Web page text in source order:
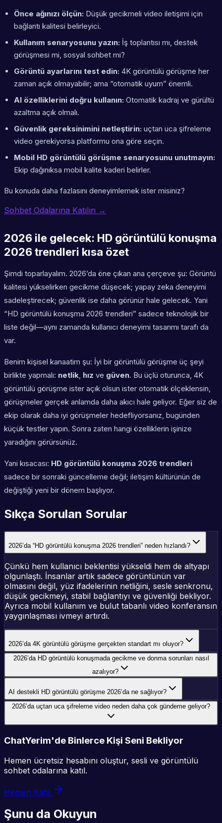
Önce ağınızı ölçün: Düşük gecikmeli video iletişimi için
bağlantı kalitesi belirleyici.
Kullanım senaryosunu yazın: İş toplantısı mı, destek
görüşmesi mi, sosyal sohbet mi?
Görüntü ayarlarını test edin: 4K görüntülü görüşme her
zaman açık olmayabilir; ama “otomatik uyum” önemli.
AI özelliklerini doğru kullanın: Otomatik kadraj ve gürültü
azaltma açık olmalı.
Güvenlik gereksinimini netleştirin: uçtan uca şifreleme
video gerekiyorsa platformu ona göre seçin.
Mobil HD görüntülü görüşme senaryosunu unutmayın:
Ekip dağınıksa mobil kalite kaderi belirler.
Bu konuda daha fazlasını deneyimlemek ister misiniz?
Sohbet Odalarına Katılın →
2026 ile gelecek: HD görüntülü konuşma
2026 trendleri kısa özet
Şimdi toparlayalım. 2026’da öne çıkan ana çerçeve şu: Görüntü
kalitesi yükselirken gecikme düşecek; yapay zeka deneyimi
sadeleştirecek; güvenlik ise daha görünür hale gelecek. Yani
“HD görüntülü konuşma 2026 trendleri” sadece teknolojik bir
liste değil—aynı zamanda kullanıcı deneyimi tasarımı tarafı da
var.
Benim kişisel kanaatim şu: İyi bir görüntülü görüşme üç şeyi
birlikte yapmalı: netlik, hız ve güven. Bu üçlü oturunca, 4K
görüntülü görüşme ister açık olsun ister otomatik ölçeklensin,
görüşmeler gerçek anlamda daha akıcı hale geliyor. Eğer siz de
ekip olarak daha iyi görüşmeler hedefliyorsanız, bugünden
küçük testler yapın. Sonra zaten hangi özelliklerin işinize
yaradığını görürsünüz.
Yani kısacası: HD görüntülü konuşma 2026 trendleri
sadece bir sonraki güncelleme değil; iletişim kültürünün de
değiştiği yeni bir dönem başlıyor.
Sıkça Sorulan Sorular
2026’da “HD görüntülü konuşma 2026 trendleri” neden hızlandı?
Çünkü hem kullanıcı beklentisi yükseldi hem de altyapı
olgunlaştı. İnsanlar artık sadece görüntünün var
olmasını değil, yüz ifadelerinin netliğini, sesle senkronu,
düşük gecikmeyi, stabil bağlantıyı ve güvenliği bekliyor.
Ayrıca mobil kullanım ve bulut tabanlı video konferansın
yaygınlaşması ivmeyi artırdı.
2026’da 4K görüntülü görüşme gerçekten standart mı oluyor?
2026’da HD görüntülü konuşmada gecikme ve donma sorunları nasıl
azalıyor?
AI destekli HD görüntülü görüşme 2026’da ne sağlıyor?
2026’da uçtan uca şifreleme video neden daha çok gündeme geliyor?
ChatYerim'de Binlerce Kişi Seni Bekliyor
Hemen ücretsiz hesabını oluştur, sesli ve görüntülü
sohbet odalarına katıl.
Hemen Katıl
Şunu da Okuyun